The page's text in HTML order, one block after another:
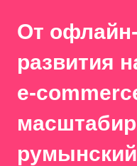
От
развития
e-